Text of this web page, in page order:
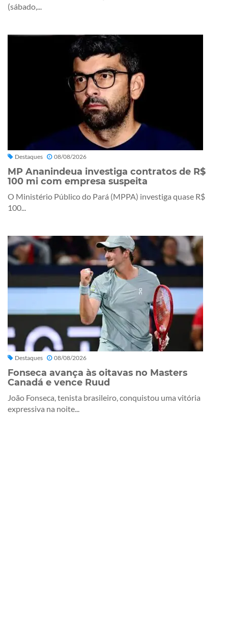
(sábado,...
Destaques 08/08/2026
MP Ananindeua investiga contratos de R$
100 mi com empresa suspeita
O Ministério Público do Pará (MPPA) investiga quase R$
100...
Destaques 08/08/2026
Fonseca avança às oitavas no Masters
Canadá e vence Ruud
João Fonseca, tenista brasileiro, conquistou uma vitória
expressiva na noite...